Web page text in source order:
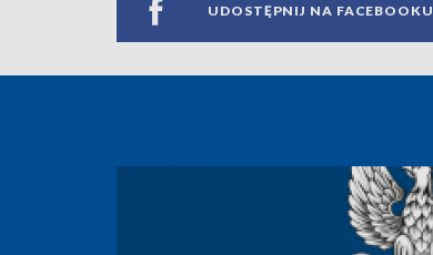
UDOSTĘPNIJ NA FACEBOOKU